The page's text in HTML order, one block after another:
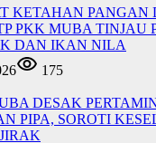
KETAHAN PANGAN
PKK MUBA TINJAU
DAN IKAN NILA
175
DESAK
PIPA, SOROTI